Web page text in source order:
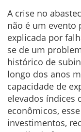
A crise no
não é um evento
explicada por
se de um
histórico de
longo dos anos
capacidade de
elevados índices
econômicos,
investimentos,